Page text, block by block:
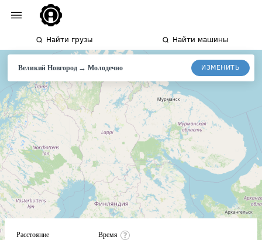
Найти грузы Найти машины
Великий Новгород→Молодечно ИЗМЕНИТЬ
Расстояние Время